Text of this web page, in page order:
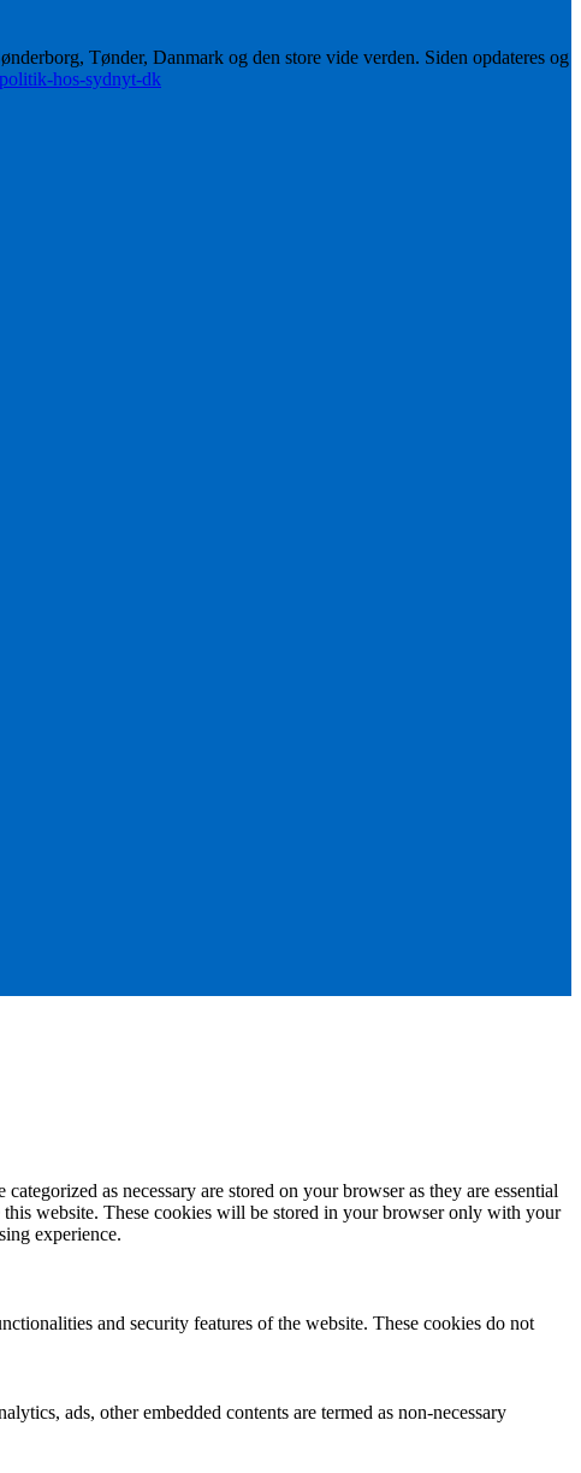
Tønder, Danmark og den store vide verden. Siden opdateres og
hos-sydnyt-dk
as necessary are stored on your browser as they are essential
website. These cookies will be stored in your browser only with your
experience.
and security features of the website. These cookies do not
ads, other embedded contents are termed as non-necessary